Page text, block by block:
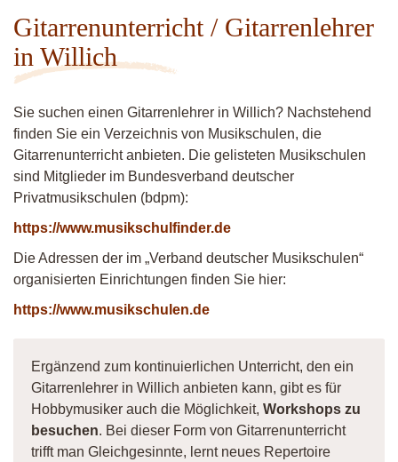
Gitarrenunterricht / Gitarrenlehrer
in Willich
Sie suchen einen Gitarrenlehrer in Willich? Nachstehend
finden Sie ein Verzeichnis von Musikschulen, die
Gitarrenunterricht anbieten. Die gelisteten Musikschulen
sind Mitglieder im Bundesverband deutscher
Privatmusikschulen (bdpm):
https://www.musikschulfinder.de
Die Adressen der im „Verband deutscher Musikschulen“
organisierten Einrichtungen finden Sie hier:
https://www.musikschulen.de
Ergänzend zum kontinuierlichen Unterricht, den ein
Gitarrenlehrer in Willich anbieten kann, gibt es für
Hobbymusiker auch die Möglichkeit, Workshops zu
besuchen. Bei dieser Form von Gitarrenunterricht
trifft man Gleichgesinnte, lernt neues Repertoire